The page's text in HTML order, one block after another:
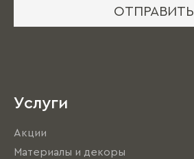
ОТПРАВИТЬ
Услуги
Акции
Материалы и декоры